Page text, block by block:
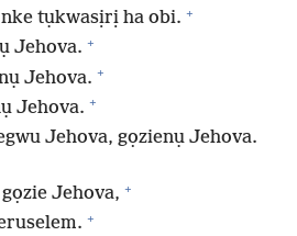
tụkwasịrị ha obi. +
Jehova. +
Jehova. +
Jehova. +
Jehova, gọzienụ Jehova.
Jehova, +
+